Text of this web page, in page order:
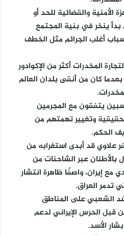
الأمنية والقضائية للحد أو
بدأ ينخر في بنية المجتمع
أغلب الجرائم مثل الخطف
المخدرات أكثر من الإكوادور
بعدما كان من أنقى بلدان العالم
يتفقون مع المجرمين
وتغيير تهمتهم من
الحكم.
علاوي قد أبدى استغرابه من
عبر الشاحنات من
مع إيران، واصفًا ظاهرة انتشار
تدمر العراق.
الشعبي على المناطق
قبل الحرس الإيراني لدعم
الأسد.